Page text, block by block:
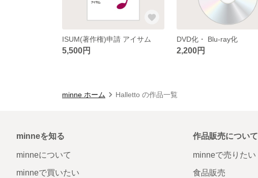
ISUM(著作権)申請 アイサム
5,500円
DVD化・ Blu-ray化
2,200円
minne ホーム Halletto の作品一覧
minneを知る
minneについて
minneで買いたい
作品販売について
minneで売りたい
食品販売